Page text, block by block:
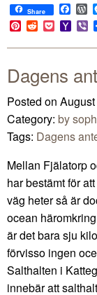
Share
Pinterest
RedditPocket
Mail
Dagens
Posted on
Category: by
Tags: Dagens
Mellan Fjälatorp
har bestämt för
väg heter så är
ocean
är det bara sju
förvisso ingen
Salthalten i
innebär att